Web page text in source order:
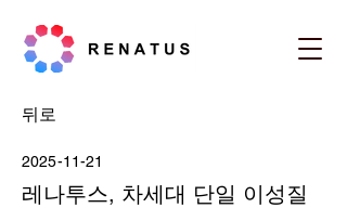
뒤로
2025-11-21
레나투스, 차세대 단일 이성질